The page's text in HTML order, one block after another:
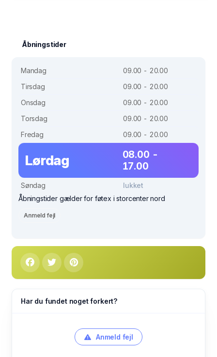
Åbningstider
Mandag
09.00 - 20.00
Tirsdag
09.00 - 20.00
Onsdag
09.00 - 20.00
Torsdag
09.00 - 20.00
Fredag
09.00 - 20.00
Lørdag
08.00 -
17.00
Søndag
lukket
Åbningstider gælder for føtex i storcenter nord
Anmeld fejl
Har du fundet noget forkert?
Anmeld fejl